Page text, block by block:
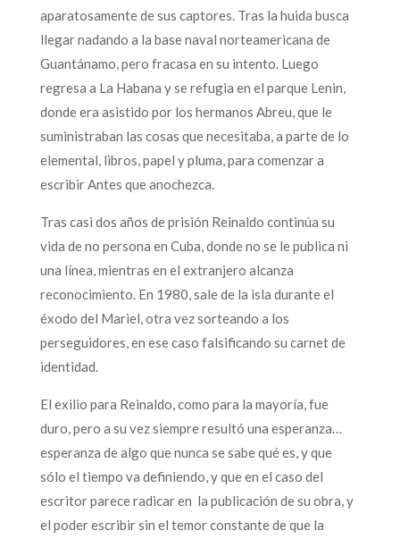
aparatosamente de sus captores. Tras la huida busca
llegar nadando a la base naval norteamericana de
Guantánamo, pero fracasa en su intento. Luego
regresa a La Habana y se refugia en el parque Lenin,
donde era asistido por los hermanos Abreu, que le
suministraban las cosas que necesitaba, a parte de lo
elemental, libros, papel y pluma, para comenzar a
escribir Antes que anochezca.
Tras casi dos años de prisión Reinaldo continúa su
vida de no persona en Cuba, donde no se le publica ni
una línea, mientras en el extranjero alcanza
reconocimiento. En 1980, sale de la isla durante el
éxodo del Mariel, otra vez sorteando a los
perseguidores, en ese caso falsificando su carnet de
identidad.
El exilio para Reinaldo, como para la mayoría, fue
duro, pero a su vez siempre resultó una esperanza…
esperanza de algo que nunca se sabe qué es, y que
sólo el tiempo va definiendo, y que en el caso del
escritor parece radicar en la publicación de su obra, y
el poder escribir sin el temor constante de que la